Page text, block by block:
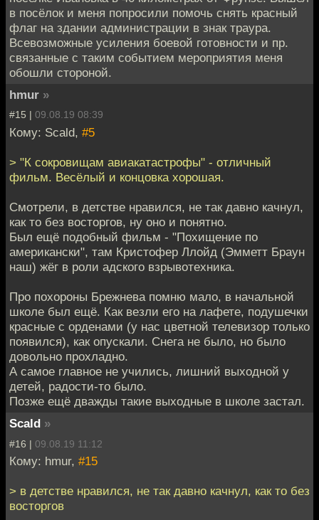
в посёлок и меня попросили помочь снять красный
флаг на здании администрации в знак траура.
Всевозможные усиления боевой готовности и пр.
связанные с таким событием мероприятия меня
обошли стороной.
hmur »
#15 | 09.08.19 08:39
Кому: Scald, #5
> "К сокровищам авиакатастрофы" - отличный
фильм. Весёлый и концовка хорошая.
Смотрели, в детстве нравился, не так давно качнул,
как то без восторгов, ну оно и понятно.
Был ещё подобный фильм - "Похищение по
американски", там Кристофер Ллойд (Эмметт Браун
наш) жёг в роли адского взрывотехника.
Про похороны Брежнева помню мало, в начальной
школе был ещё. Как везли его на лафете, подушечки
красные с орденами (у нас цветной телевизор только
появился), как опускали. Снега не было, но было
довольно прохладно.
А самое главное не учились, лишний выходной у
детей, радости-то было.
Позже ещё дважды такие выходные в школе застал.
Scald »
#16 | 09.08.19 11:12
Кому: hmur, #15
> в детстве нравился, не так давно качнул, как то без
восторгов